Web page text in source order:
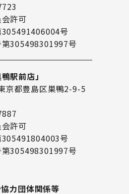
許可
号
305498301997号
駅前店」
都豊島区巣鴨2-9-5
許可
号
305498301997号
力団体関係等